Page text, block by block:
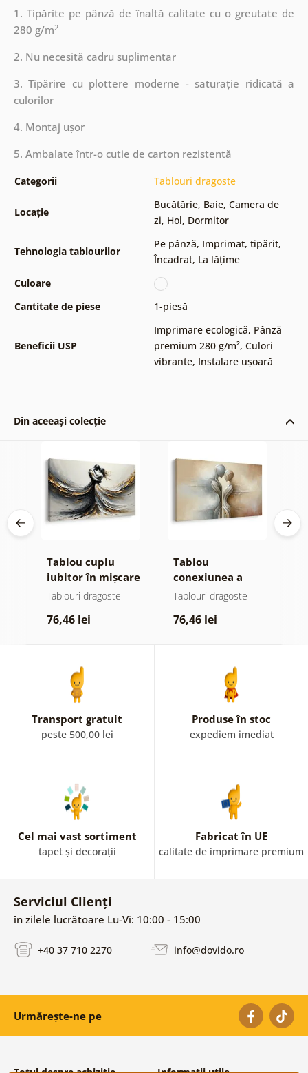
1. Tipărite pe pânză de înaltă calitate cu o greutate de
280 g/m2
2. Nu necesită cadru suplimentar
3. Tipărire cu plottere moderne - saturație ridicată a
culorilor
4. Montaj ușor
5. Ambalate într-o cutie de carton rezistentă
Categorii Tablouri dragoste
Locație
Bucătărie, Baie, Camera de
zi, Hol, Dormitor
Tehnologia tablourilor
Pe pânză, Imprimat, tipărit,
Încadrat, La lățime
Culoare
Cantitate de piese
1-piesă
Beneficii USP
Imprimare ecologică, Pânză
premium 280 g/m², Culori
vibrante, Instalare ușoară
Din aceeași colecție
Tablou cuplu
iubitor în mișcare
Tablouri dragoste
76,46 lei
Tablou
conexiunea a
două suflete
Tablouri dragoste
76,46 lei
Transport gratuit
peste 500,00 lei
Produse în stoc
expediem imediat
Cel mai vast sortiment
tapet și decorații
Fabricat în UE
calitate de imprimare premium
Serviciul Clienți
în zilele lucrătoare Lu-Vi: 10:00 - 15:00
+40 37 710 2270 info@dovido.ro
Urmărește-ne pe